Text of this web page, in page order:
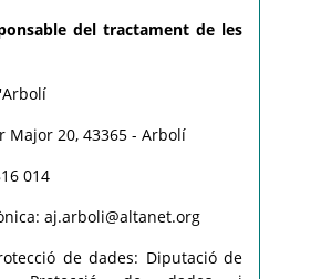
del tractament de les
Major 20, 43365 - Arbolí
014
aj.arboli@altanet.org
de dades: Diputació de